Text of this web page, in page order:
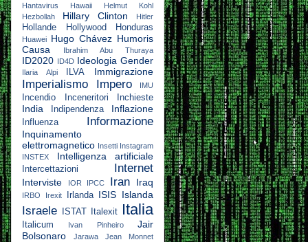
Hantavirus Hawaii
Helmut Kohl
Hezbollah
Hillary Clinton Hitler
Hollande Hollywood Honduras
Huawei Hugo Chávez Humoris
Causa
Ibrahim Abu Thuraya
ID2020 ID4D Ideologia Gender
Ilaria Alpi ILVA Immigrazione
Imperialismo Impero IMU
Incendio Inceneritori Inchieste
India Indipendenza Inflazione
Influenza Informazione
Inquinamento
elettromagnetico Insetti Instagram
INSTEX
Intelligenza artificiale
Intercettazioni Internet
Interviste IOR IPCC Iran Iraq
IRBO Irexit Irlanda ISIS Islanda
Israele ISTAT Italexit Italia
Italicum Ivan Pinheiro
Jair
Bolsonaro
Jarawa
Jean Monnet